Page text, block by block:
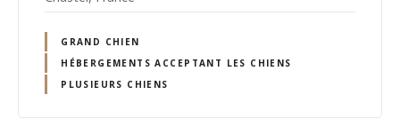
GRAND CHIEN
HÉBERGEMENTS ACCEPTANT LES CHIENS
PLUSIEURS CHIENS